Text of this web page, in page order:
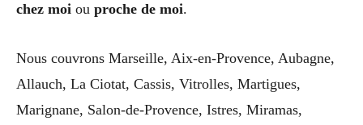
chez moi ou proche de moi.
Nous couvrons Marseille, Aix-en-Provence, Aubagne,
Allauch, La Ciotat, Cassis, Vitrolles, Martigues,
Marignane, Salon-de-Provence, Istres, Miramas,